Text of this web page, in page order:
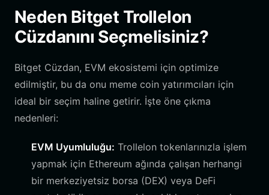
Neden Bitget Trollelon
Cüzdanını Seçmelisiniz?
Bitget Cüzdan, EVM ekosistemi için optimize
edilmiştir, bu da onu meme coin yatırımcıları için
ideal bir seçim haline getirir. İşte öne çıkma
nedenleri:
EVM Uyumluluğu: Trollelon tokenlarınızla işlem
yapmak için Ethereum ağında çalışan herhangi
bir merkeziyetsiz borsa (DEX) veya DeFi